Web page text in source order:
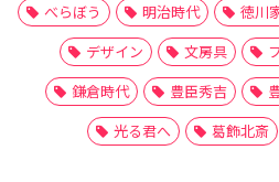
べらぼう
明治時代 徳川
デザイン
文房具
鎌倉時代
豊臣秀吉
光る君へ
葛飾北斎